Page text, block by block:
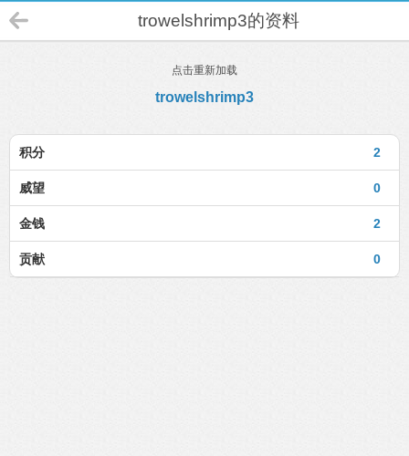
trowelshrimp3的资料
点击重新加载
trowelshrimp3
2
积分
0
威望
2
金钱
0
贡献